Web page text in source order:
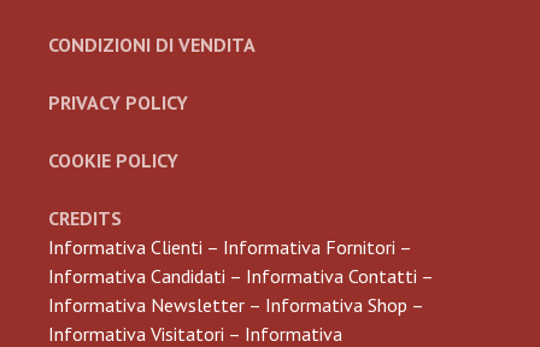
CONDIZIONI DI VENDITA
PRIVACY POLICY
COOKIE POLICY
CREDITS
Informativa Clienti – Informativa Fornitori –
Informativa Candidati – Informativa Contatti –
Informativa Newsletter – Informativa Shop –
Informativa Visitatori – Informativa